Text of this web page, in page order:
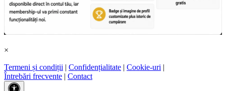
×
Termeni și condiții | Confidențialitate | Cookie-uri |
Întrebări frecvente | Contact